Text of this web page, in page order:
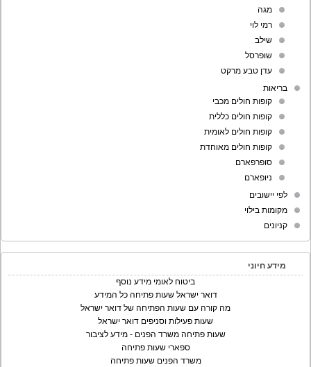
מגה
רמי לוי
שילב
שופרסל
עדן טבע מרקט
בריאות
קופות חולים מכבי
קופות חולים כללית
קופות חולים לאומית
קופות חולים מאוחדת
סופרפארם
ניופארם
לפי יישובים
מקומות בילוי
קניונים
מידע חיוני
ביטוח לאומי מידע נוסף
דואר ישראל שעות פתיחה כל המידע
מה קורה עם שעות הפתיחה של דואר ישראל
שעות פעילות וסניפים דואר ישראל
שעות פתיחה משרד הפנים - מידע לציבור
ספארי שעות פתיחה
משרד הפנים שעות פתיחה